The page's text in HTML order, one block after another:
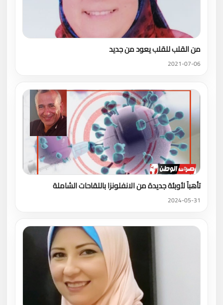
من القلب للقلب يعود من جديد
2021-07-06
تأهباً لأوبئة جديدة من الانفلونزا باللقاحات الشاملة
2024-05-31